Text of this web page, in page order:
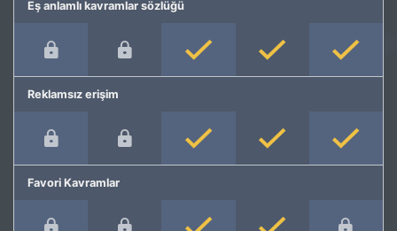
Eş anlamlı kavramlar sözlüğü
Reklamsız erişim
Favori Kavramlar